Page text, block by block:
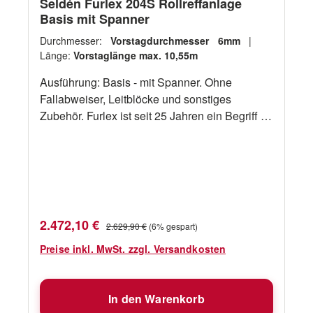
Basis mit Spanner
Durchmesser: Vorstagdurchmesser 6mm |
Länge: Vorstaglänge max. 10,55m
Ausführung: Basis - mit Spanner. Ohne
Fallabweiser, Leitblöcke und sonstiges
Zubehör. Furlex ist seit 25 Jahren ein Begriff für
Gewicht. Mit manuellem, elektrischem und
hydraulischem Antrieb. Furlex 204S. Für Boote
Vorstage von 6 bis 8 mm Durchmesser. Mit
allen Funktionen und Eigenschaften, die auch
Verkaufspreis:
2.472,10 € Regulärer Preis:
2.629,90 € (6% gespart)
Preise inkl. MwSt. zzgl. Versandkosten
In den Warenkorb